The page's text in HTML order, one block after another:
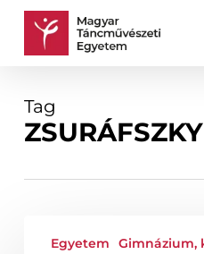
Skip
Kosár
Tag
VinczeEgyetem Gimnázium,